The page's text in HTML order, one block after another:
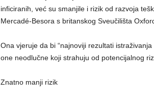
inficiranih, već su smanjile i rizik od razvoja
Mercadé-Besora s britanskog Sveučilišta
Ona vjeruje da bi “najnoviji rezultati
one neodlučne koji strahuju od potencijalnog
Znatno manji rizik